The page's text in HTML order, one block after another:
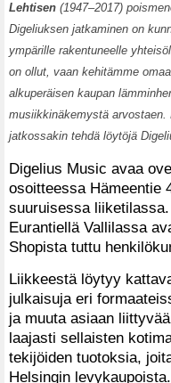
Lehtisen (1947–2017)
Digeliuksen jatkaminen on
ympärille rakentuneelle
on ollut, vaan kehitämme
alkuperäisen kaupan
musiikkinäkemystä
jatkossakin tehdä löytöjä
Digelius Music avaa
osoitteessa Hämeentie
suuruisessa
Eurantiellä Vallilassa
Shopista tuttu
Liikkeestä löytyy
julkaisuja eri
ja muuta asiaan
laajasti sellaisten
tekijöiden tuotoksia,
Helsingin